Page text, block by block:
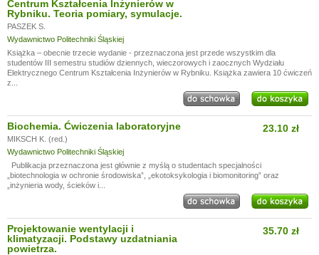
Centrum Kształcenia Inżynierów w
Rybniku. Teoria pomiary, symulacje.
PASZEK S.
Wydawnictwo Politechniki Śląskiej
Książka – obecnie trzecie wydanie - przeznaczona jest przede wszystkim dla
studentów III semestru studiów dziennych, wieczorowych i zaocznych Wydziału
Elektrycznego Centrum Kształcenia Inżynierów w Rybniku. Książka zawiera 10 ćwiczeń
z...
Biochemia. Ćwiczenia laboratoryjne
MIKSCH K. (red.)
Wydawnictwo Politechniki Śląskiej
23.10 zł
Publikacja przeznaczona jest głównie z myślą o studentach specjalności
„biotechnologia w ochronie środowiska”, „ekotoksykologia i biomonitoring” oraz
„inżynieria wody, ścieków i...
Projektowanie wentylacji i
klimatyzacji. Podstawy uzdatniania
powietrza.
35.70 zł